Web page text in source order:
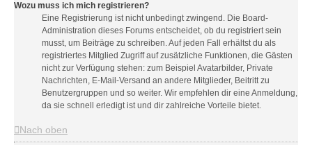
Wozu muss ich mich registrieren?
Eine Registrierung ist nicht unbedingt zwingend. Die Board-
Administration dieses Forums entscheidet, ob du registriert sein
musst, um Beiträge zu schreiben. Auf jeden Fall erhältst du als
registriertes Mitglied Zugriff auf zusätzliche Funktionen, die Gästen
nicht zur Verfügung stehen: zum Beispiel Avatarbilder, Private
Nachrichten, E-Mail-Versand an andere Mitglieder, Beitritt zu
Benutzergruppen und so weiter. Wir empfehlen dir eine Anmeldung,
da sie schnell erledigt ist und dir zahlreiche Vorteile bietet.
Nach oben